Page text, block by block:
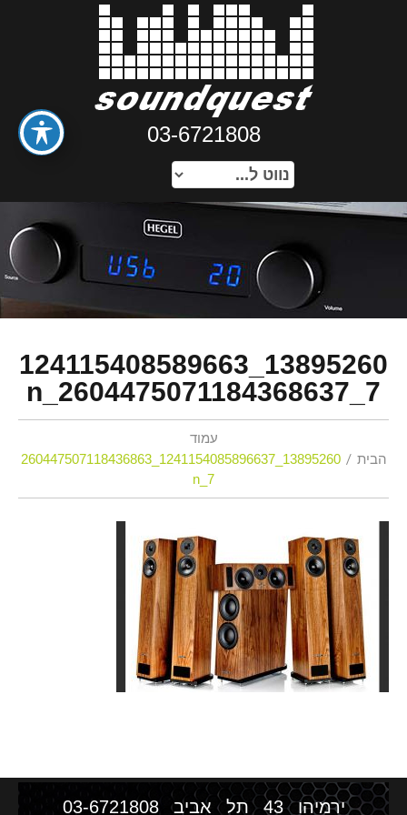
03-6721808
13895260_124115408589663
7_2604475071184368637_n
עמוד
הבית
13895260_1241154085896637_260447507118436863
7_n
ירמיהו 43 תל אביב 03-6721808